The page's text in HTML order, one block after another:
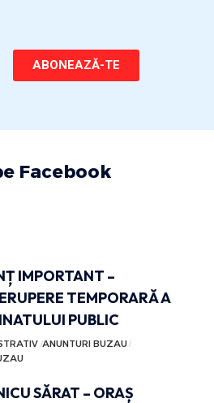
ABONEAZĂ-TE
Facebook
IMPORTANT –
TEMPORARĂ A
PUBLIC
ANUNTURI BUZAU
SĂRAT – ORAȘ